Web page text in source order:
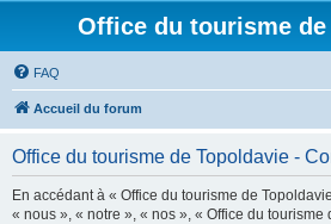
Office du tourisme
FAQ
Accueil du forum
Office du tourisme de Topoldavie -
En accédant à « Office du tourisme de
« nous », « notre », « nos », « Office du tourisme